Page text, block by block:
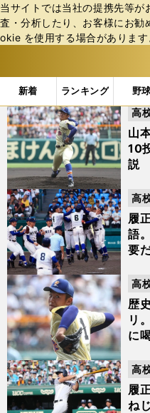
当サイトでは当社の提携先等が
査・分析したり、お客様にお
okie を使⽤する場合がありま
新着 ランキング 野球
b
ス
ポ
ル
テ
ィ
ー
バ
「#前佑囲斗」の最新
山
10
説
高
履
語
要
高
歴
リ
に
高
履
ね
高